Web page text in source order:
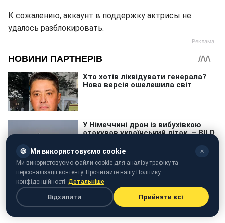
К сожалению, аккаунт в поддержку актрисы не
удалось разблокировать.
🍪 Ми використовуємо cookie ✕
Ми використовуємо файли cookie для аналізу трафіку та
персоналізації контенту. Прочитайте нашу Політику
конфіденційності. Детальніше
Відхилити Прийняти всі